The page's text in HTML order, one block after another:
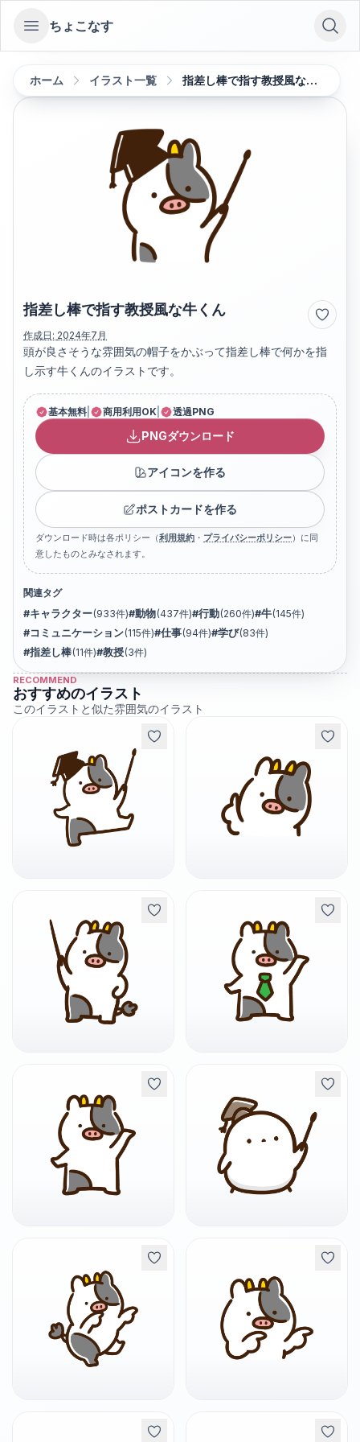
Open sidebar
ちょこなす
ホーム イラスト一覧 指差し棒で指す教授風な牛くん
指差し棒で指す教授風な牛くん
作成日: 2024年7月
頭が良さそうな雰囲気の帽子をかぶって指差し棒で何かを指
し示す牛くんのイラストです。
基本無料 商用利用OK 透過PNG
PNGダウンロード
アイコンを作る
ポストカードを作る
ダウンロード時は各ポリシー（利用規約 ・ プライバシーポリシー）に同
意したものとみなされます。
関連タグ
#キャラクター(933件)#動物(437件)#行動(260件)#牛(145件)
#コミュニケーション(115件)#仕事(94件)#学び(83件)
#指差し棒(11件)#教授(3件)
RECOMMEND
おすすめのイラスト
このイラストと似た雰囲気のイラスト